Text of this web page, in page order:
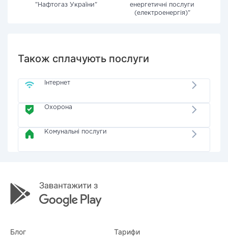
"Нафтогаз України"
енергетичні послуги
(електроенергія)"
Також сплачують послуги
Інтернет
Охорона
Комунальні послуги
Блог Тарифи